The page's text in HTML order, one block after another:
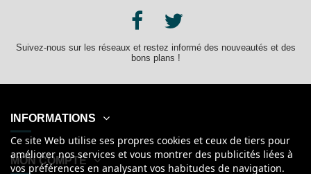
Suivez-nous sur les réseaux et restez informé des nouveautés et des
bons plans !
INFORMATIONS
MON COMPTE
Ce site Web utilise ses propres cookies et ceux de tiers pour
améliorer nos services et vous montrer des publicités liées à
vos préférences en analysant vos habitudes de navigation.